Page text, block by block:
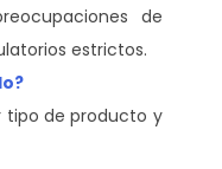
de
estrictos.
tipo de producto y